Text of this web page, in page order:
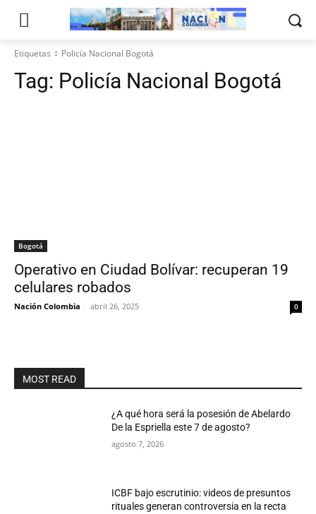
Etiquetas Policía Nacional Bogotá
Tag: Policía Nacional Bogotá
Bogotá
Operativo en Ciudad Bolívar: recuperan 19
celulares robados
Nación Colombia - abril 26, 2025 0
MOST READ
¿A qué hora será la posesión de Abelardo
De la Espriella este 7 de agosto?
agosto 7, 2026
ICBF bajo escrutinio: videos de presuntos
rituales generan controversia en la recta